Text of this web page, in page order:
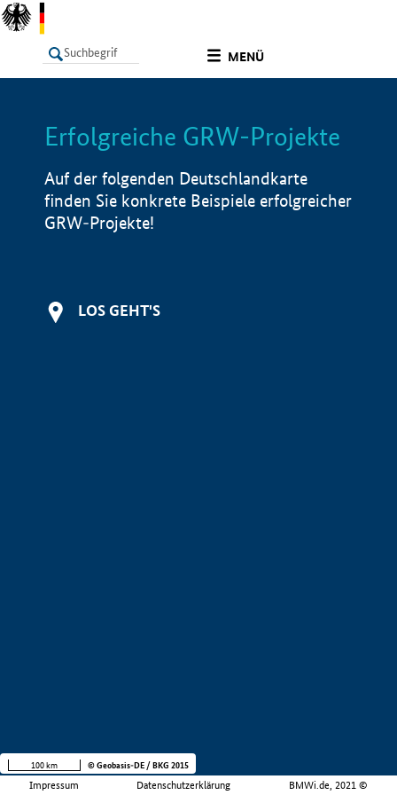
MENÜ
LISTE Info
Erfolgreiche GRW-Projekte
Auf der folgenden Deutschlandkarte
finden Sie konkrete Beispiele erfolgreicher
GRW-Projekte!
LOS GEHT'S
Impressum Datenschutzerklärung BMWi.de, 2021 ©
100 km © Geobasis-DE / BKG 2015